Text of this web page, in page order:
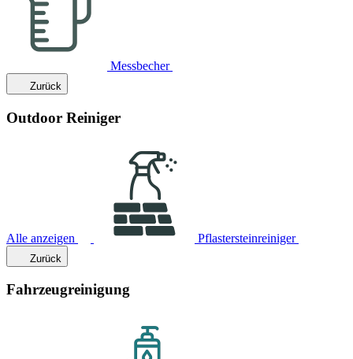
Messbecher
Zurück
Outdoor Reiniger
Alle anzeigen Pflastersteinreiniger
Zurück
Fahrzeugreinigung